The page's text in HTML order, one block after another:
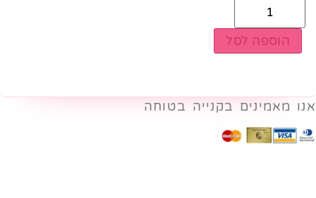
הוספה לסל
אנו מאמינים בקנייה בטוחה